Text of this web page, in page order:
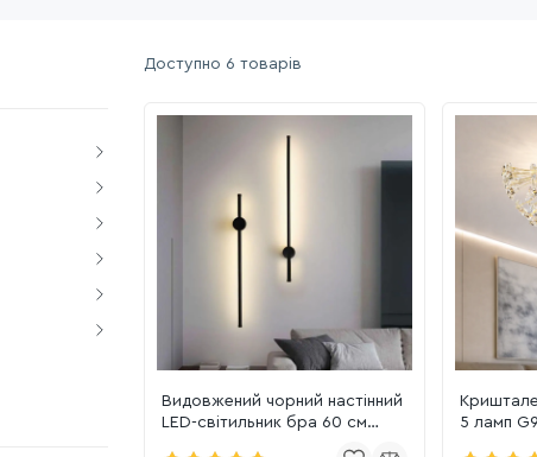
Доступно 6 товарів
Видовжений чорний настінний
LED-світильник бра 60 см
5 ламп